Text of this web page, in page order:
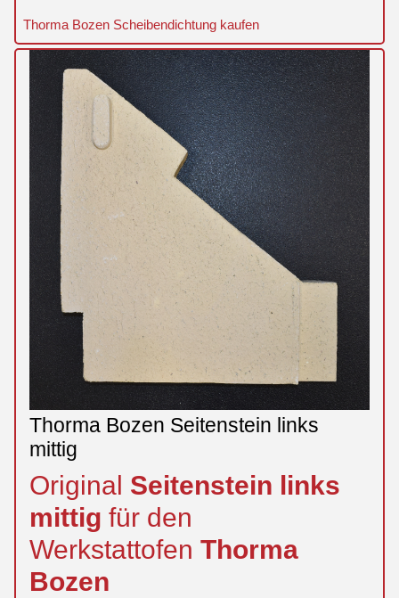
Thorma Bozen Scheibendichtung kaufen
Thorma Bozen Seitenstein links
mittig
Original Seitenstein links
mittig für den
Werkstattofen Thorma
Bozen